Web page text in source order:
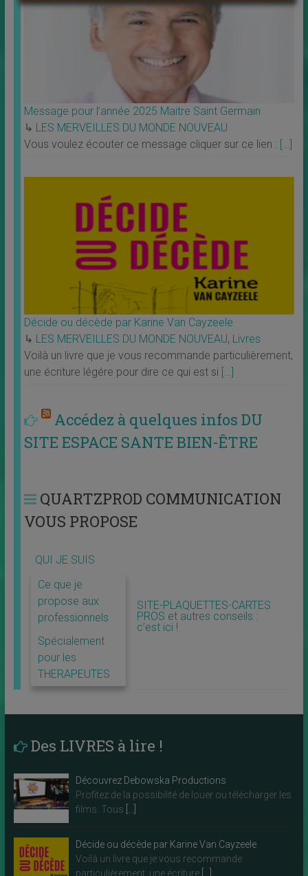
Message pour l’année 2025 Maitre Saint Germain
↳ LES MERVEILLES DU MONDE NOUVEAU
Vous voulez écouter ce message cliquer sur ce lien : […]
Décide ou décède par Karine Van Cayzeele
↳ LES MERVEILLES DU MONDE NOUVEAU, Livres
Voilà un livre que je vous recommande particulièrement,
une écriture légére pour dire ce qui est si […]
Accédez à quelques infos DU
SITE ESPACE SANTE BIEN-ÊTRE
QUARTZPROD COMMUNICATION
VOUS PROPOSE
QUI JE SUIS
Ce que je
propose aux
professionnels
Spécialement
pour les
THERAPEUTES
SITE-PLAQUETTES-CARTES
PROS et autres conseils :
c’est ici !
Des LIVRES à lire !
Découvrez Debowska Productions
Profitez de la possibilité de louer ou télécharger les
films. Tous […]
Décide ou décède par Karine Van Cayzeele
Voilà un livre que je vous recommande
particulièrement, une écriture